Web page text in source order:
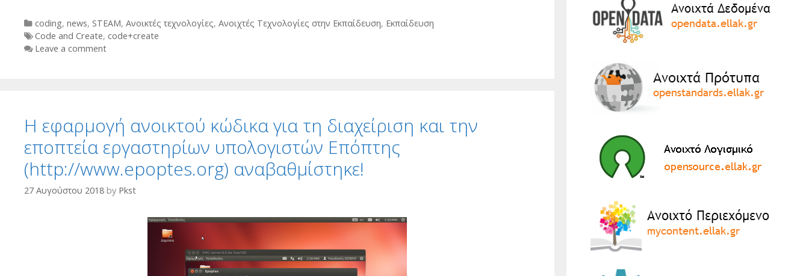
Categories
coding, news, STEAM, Ανοικτές τεχνολογίες, Ανοιχτές Τεχνολογίες στην Εκπαίδευση, Εκπαίδευση
Tags
Code and Create, code+create
Leave a comment
H εφαρμογή ανοικτού κώδικα για τη διαχείριση και την
εποπτεία εργαστηρίων υπολογιστών Επόπτης
(http://www.epoptes.org) αναβαθμίστηκε!
27 Αυγούστου 2018 by Pkst